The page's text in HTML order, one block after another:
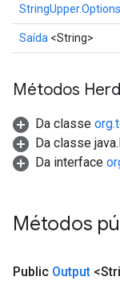
StringUpper.Options
Saída <String>
Métodos
Da classe
Da classe
Da interface
Métodos
Public Output